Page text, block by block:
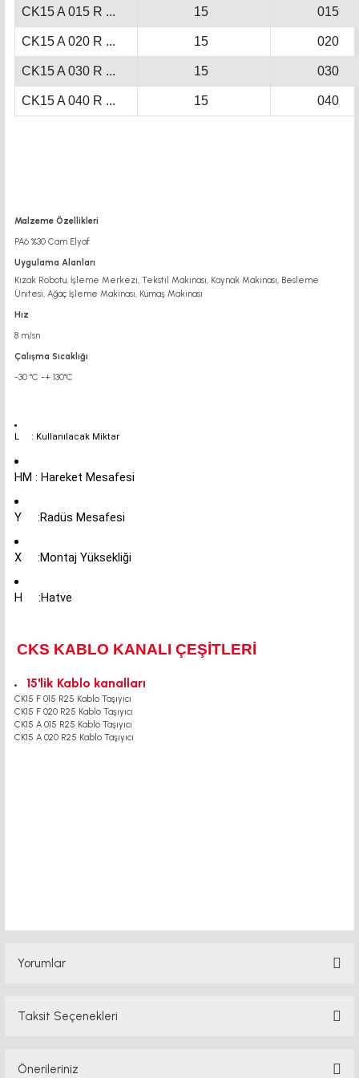
CK15 A 015 R ... 15 015
CK15 A 020 R ... 15 020
CK15 A 030 R ... 15 030
CK15 A 040 R ... 15 040
Malzeme Özellikleri
PA6 %30 Cam Elyaf
Uygulama Alanları
Kızak Robotu, İşleme Merkezi, Tekstil Makinası, Kaynak Makinası, Besleme
Ünitesi, Ağaç İşleme Makinası, Kumaş Makinası
Hız
8 m/sn
Çalışma Sıcaklığı
-30 °C -+ 130°C
L : Kullanılacak Miktar
HM : Hareket Mesafesi
Y :Radüs Mesafesi
X :Montaj Yüksekliği
H :Hatve
CKS KABLO KANALI ÇEŞİTLERİ
15'lik Kablo kanalları
CK15 F 015 R25 Kablo Taşıyıcı
CK15 F 020 R25 Kablo Taşıyıcı
CK15 A 015 R25 Kablo Taşıyıcı
CK15 A 020 R25 Kablo Taşıyıcı
Yorumlar
Taksit Seçenekleri
Önerileriniz